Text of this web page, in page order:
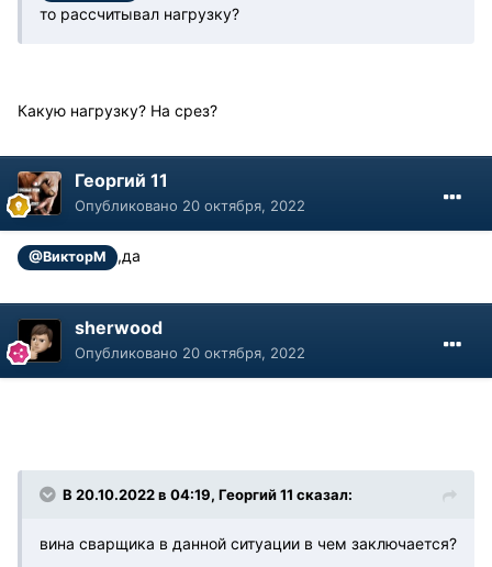
то рассчитывал нагрузку?
Какую нагрузку? На срез?
Георгий 11
Опубликовано 20 октября, 2022
@ВикторМ ,да
sherwood
Опубликовано 20 октября, 2022
В 20.10.2022 в 04:19, Георгий 11 сказал:
вина сварщика в данной ситуации в чем заключается?